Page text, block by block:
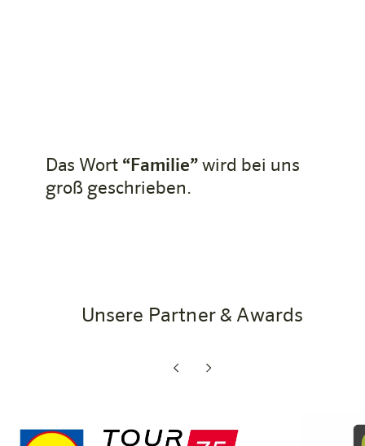
Das Wort “Familie” wird bei uns
groß geschrieben.
Unsere Partner & Awards